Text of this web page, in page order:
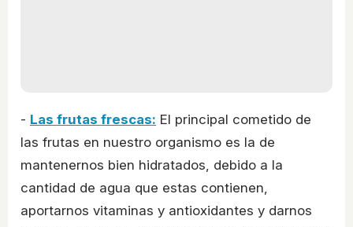
- Las frutas frescas: El principal cometido de
las frutas en nuestro organismo es la de
mantenernos bien hidratados, debido a la
cantidad de agua que estas contienen,
aportarnos vitaminas y antioxidantes y darnos